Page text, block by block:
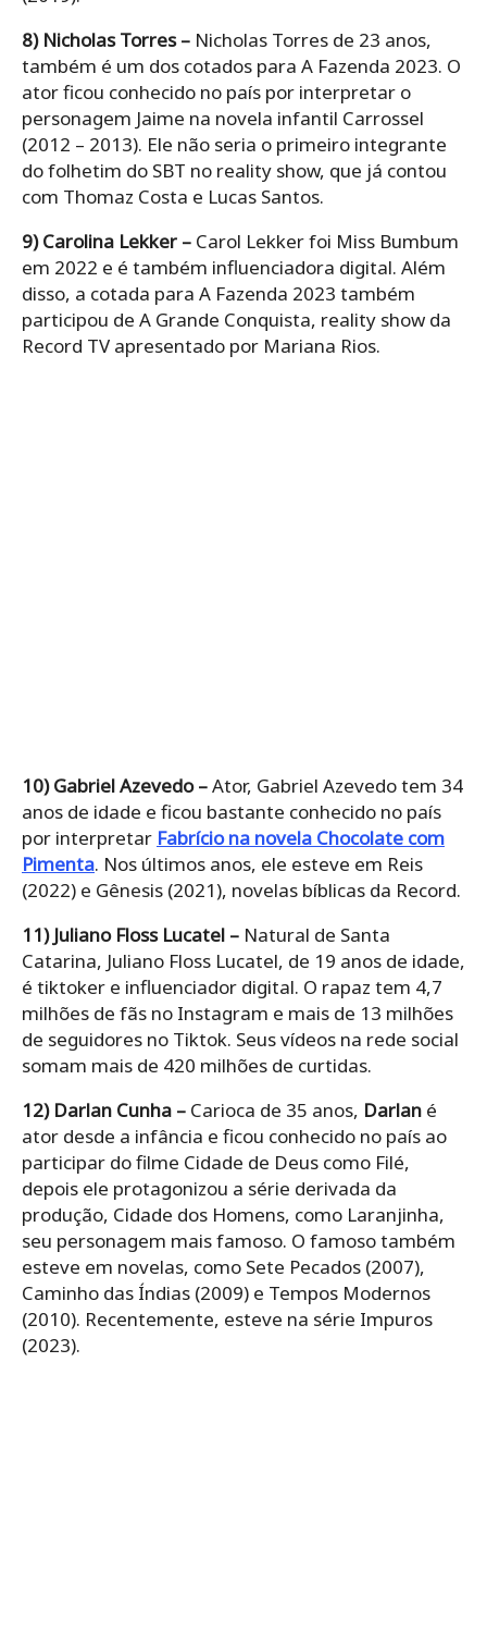
8) Nicholas Torres – Nicholas Torres de 23 anos,
também é um dos cotados para A Fazenda 2023. O
ator ficou conhecido no país por interpretar o
personagem Jaime na novela infantil Carrossel
(2012 – 2013). Ele não seria o primeiro integrante
do folhetim do SBT no reality show, que já contou
com Thomaz Costa e Lucas Santos.
9) Carolina Lekker – Carol Lekker foi Miss Bumbum
em 2022 e é também influenciadora digital. Além
disso, a cotada para A Fazenda 2023 também
participou de A Grande Conquista, reality show da
Record TV apresentado por Mariana Rios.
10) Gabriel Azevedo –Ator, Gabriel Azevedo tem 34
anos de idade e ficou bastante conhecido no país
por interpretar Fabrício na novela Chocolate com
Pimenta. Nos últimos anos, ele esteve em Reis
(2022) e Gênesis (2021), novelas bíblicas da Record.
11) Juliano Floss Lucatel – Natural de Santa
Catarina, Juliano Floss Lucatel, de 19 anos de idade,
é tiktoker e influenciador digital. O rapaz tem 4,7
milhões de fãs no Instagram e mais de 13 milhões
de seguidores no Tiktok. Seus vídeos na rede social
somam mais de 420 milhões de curtidas.
12) Darlan Cunha – Carioca de 35 anos, Darlan é
ator desde a infância e ficou conhecido no país ao
participar do filme Cidade de Deus como Filé,
depois ele protagonizou a série derivada da
produção, Cidade dos Homens, como Laranjinha,
seu personagem mais famoso. O famoso também
esteve em novelas, como Sete Pecados (2007),
Caminho das Índias (2009) e Tempos Modernos
(2010). Recentemente, esteve na série Impuros
(2023).